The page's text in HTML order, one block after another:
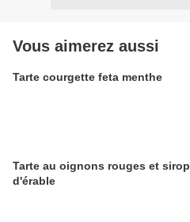
Vous aimerez aussi
Tarte courgette feta menthe
Tarte au oignons rouges et sirop
d'érable